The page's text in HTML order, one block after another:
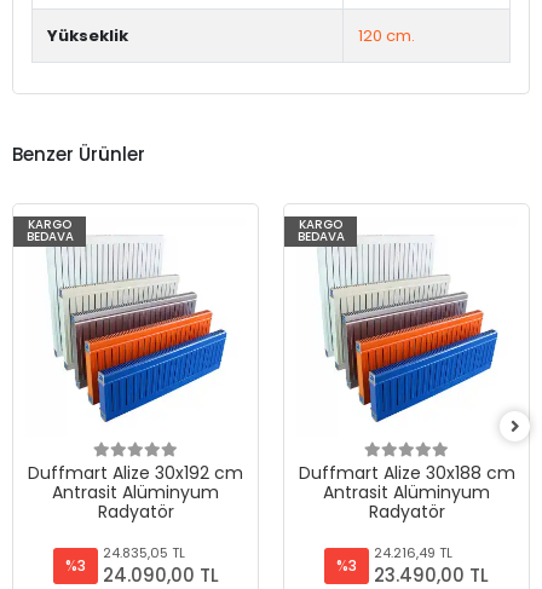
Yükseklik 120 cm.
Benzer Ürünler
KARGO
BEDAVA
Duffmart Alize 30x192 cm
Antrasit Alüminyum
Radyatör
%3
24.835,05 TL
24.090,00 TL
KARGO
BEDAVA
Duffmart Alize 30x188 cm
Antrasit Alüminyum
Radyatör
%3
24.216,49 TL
23.490,00 TL